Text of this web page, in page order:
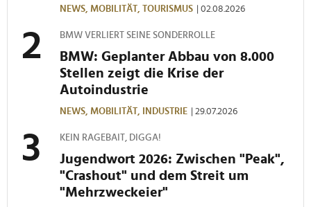
NEWS, MOBILITÄT, TOURISMUS | 02.08.2026
BMW VERLIERT SEINE SONDERROLLE
BMW: Geplanter Abbau von 8.000
Stellen zeigt die Krise der
Autoindustrie
NEWS, MOBILITÄT, INDUSTRIE | 29.07.2026
KEIN RAGEBAIT, DIGGA!
Jugendwort 2026: Zwischen "Peak",
"Crashout" und dem Streit um
"Mehrzweckeier"